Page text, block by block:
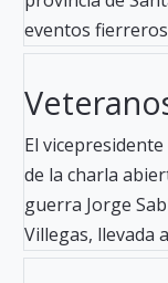
eventos
El
de la charla
guerra Jorge
Villegas, llevada